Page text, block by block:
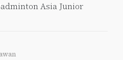
Asia Junior